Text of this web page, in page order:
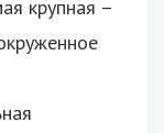
крупная –